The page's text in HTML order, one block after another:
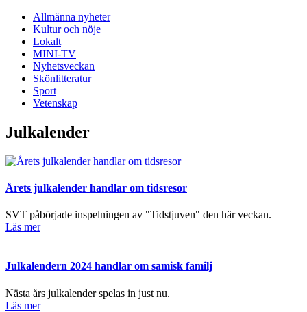
Allmänna nyheter
Kultur och nöje
Lokalt
MINI-TV
Nyhetsveckan
Skönlitteratur
Sport
Vetenskap
Julkalender
Årets julkalender handlar om tidsresor
SVT påbörjade inspelningen av "Tidstjuven" den här veckan.
Läs mer
Julkalendern 2024 handlar om samisk familj
Nästa års julkalender spelas in just nu.
Läs mer